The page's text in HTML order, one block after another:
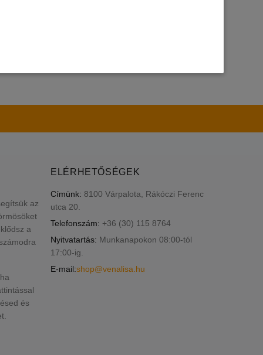
az
a
és
ELÉRHETŐSÉGEK
Címünk: 8100 Várpalota, Rákóczi Ferenc
utca 20.
Telefonszám: +36 (30) 115 8764
Nyitvatartás: Munkanapokon 08:00-tól
17:00-ig.
E-mail:shop@venalisa.hu